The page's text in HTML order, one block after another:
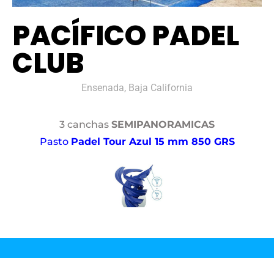
PACÍFICO PADEL
CLUB
Ensenada, Baja California
3 canchas SEMIPANORAMICAS
Pasto Padel Tour Azul 15 mm 850 GRS